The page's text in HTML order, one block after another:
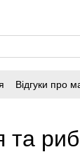
Відгуки про